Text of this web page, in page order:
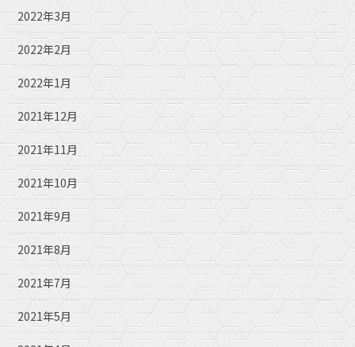
2022年3月
2022年2月
2022年1月
2021年12月
2021年11月
2021年10月
2021年9月
2021年8月
2021年7月
2021年5月